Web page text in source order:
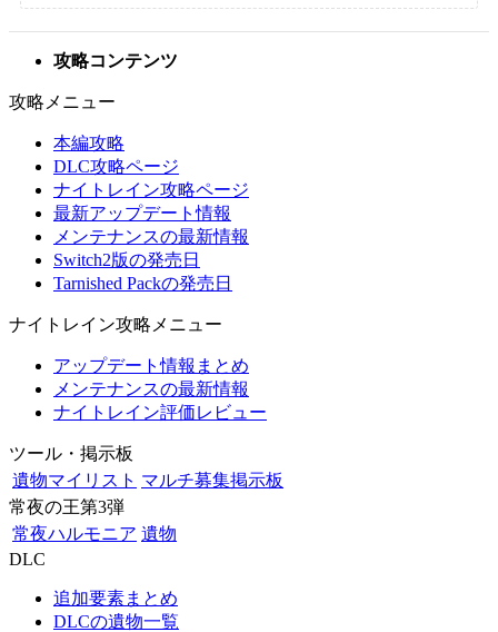
攻略コンテンツ
攻略メニュー
本編攻略
DLC攻略ページ
ナイトレイン攻略ページ
最新アップデート情報
メンテナンスの最新情報
Switch2版の発売日
Tarnished Packの発売日
ナイトレイン攻略メニュー
アップデート情報まとめ
メンテナンスの最新情報
ナイトレイン評価レビュー
ツール・掲示板
遺物マイリスト マルチ募集掲示板
常夜の王第3弾
常夜ハルモニア 遺物
DLC
追加要素まとめ
DLCの遺物一覧